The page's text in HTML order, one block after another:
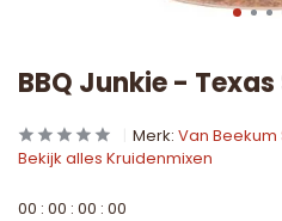
BBQ Junkie - Texas
Merk: Van
Bekijk alles Kruidenmixen
00 : 00 : 00 : 00